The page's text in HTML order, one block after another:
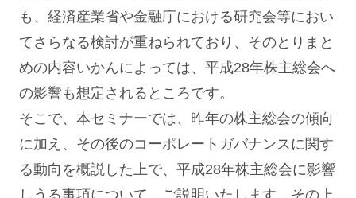
も、経済産業省や金融庁における研究会等におい
てさらなる検討が重ねられており、そのとりまと
めの内容いかんによっては、平成28年株主総会へ
の影響も想定されるところです。
そこで、本セミナーでは、昨年の株主総会の傾向
に加え、その後のコーポレートガバナンスに関す
る動向を概説した上で、平成28年株主総会に影響
しうる事項について、ご説明いたします。その上